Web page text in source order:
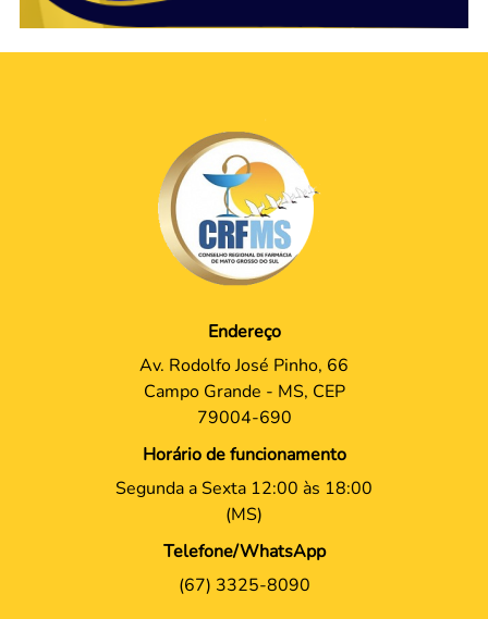
Endereço
Av. Rodolfo José Pinho, 66
Campo Grande - MS, CEP
79004-690
Horário de funcionamento
Segunda a Sexta 12:00 às 18:00
(MS)
Telefone/WhatsApp
(67) 3325-8090